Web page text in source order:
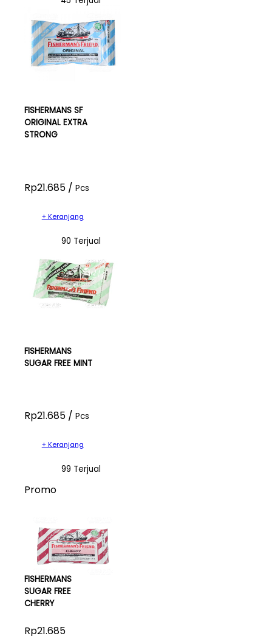
FISHERMANS SF
ORIGINAL EXTRA
STRONG
Rp21.685 / Pcs
+ Keranjang
90 Terjual
FISHERMANS
SUGAR FREE MINT
Rp21.685 / Pcs
+ Keranjang
99 Terjual
Promo
FISHERMANS
SUGAR FREE
CHERRY
Rp21.685